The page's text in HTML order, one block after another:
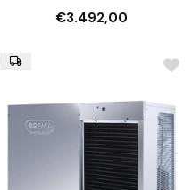
€3.492,00